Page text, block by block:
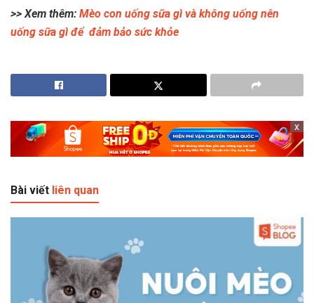
>> Xem thêm: Mèo con uống sữa gì và không uống nên
uống sữa gì để đảm bảo sức khỏe
x
Bài viết liên quan